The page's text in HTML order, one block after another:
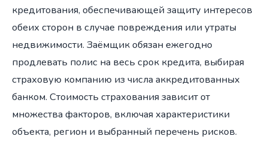
кредитования, обеспечивающей защиту интересов
обеих сторон в случае повреждения или утраты
недвижимости. Заёмщик обязан ежегодно
продлевать полис на весь срок кредита, выбирая
страховую компанию из числа аккредитованных
банком. Стоимость страхования зависит от
множества факторов, включая характеристики
объекта, регион и выбранный перечень рисков.